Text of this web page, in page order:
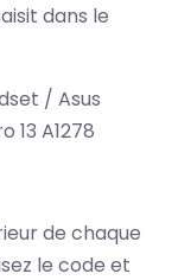
dans le
/ Asus
13 A1278
de chaque
le code et